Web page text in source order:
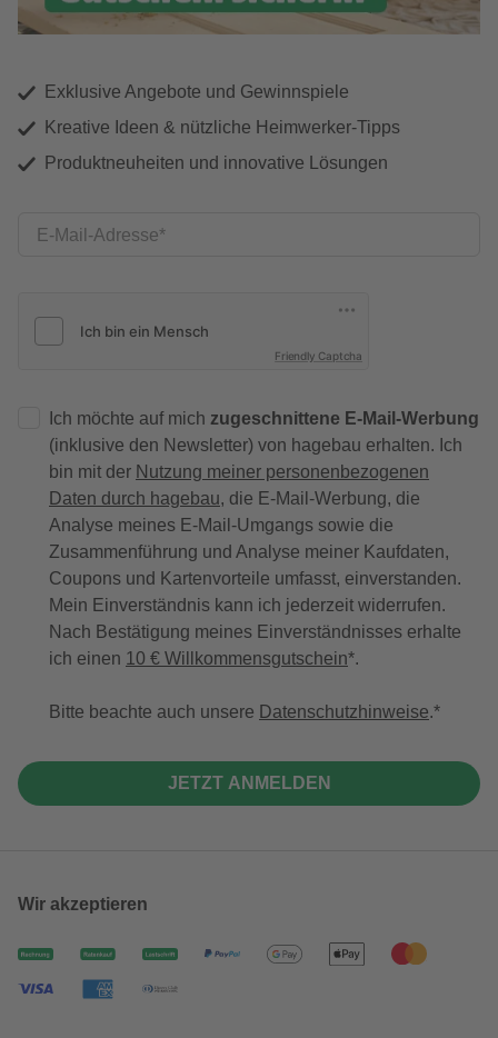
Exklusive Angebote und Gewinnspiele
Kreative Ideen & nützliche Heimwerker-Tipps
Produktneuheiten und innovative Lösungen
E-Mail-Adresse
Friendly Captcha
Ich möchte auf mich zugeschnittene E-Mail-Werbung
(inklusive den Newsletter) von hagebau erhalten. Ich
bin mit der Nutzung meiner personenbezogenen
Daten durch hagebau, die E-Mail-Werbung, die
Analyse meines E-Mail-Umgangs sowie die
Zusammenführung und Analyse meiner Kaufdaten,
Coupons und Kartenvorteile umfasst, einverstanden.
Mein Einverständnis kann ich jederzeit widerrufen.
Nach Bestätigung meines Einverständnisses erhalte
ich einen 10 € Willkommensgutschein*.
Bitte beachte auch unsere Datenschutzhinweise.
JETZT ANMELDEN
Wir akzeptieren